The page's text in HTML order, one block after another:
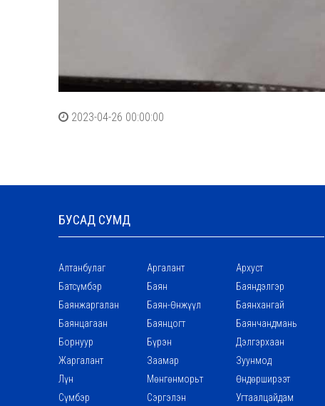
2023-04-26 00:00:00
БУСАД СУМД
Алтанбулаг Аргалант
Архуст
Батсүмбэр
Баян
Баяндэлгэр
Баянжаргалан
Баян-Өнжүүл
Баянхангай
Баянцагаан
Баянцогт
Баянчандмань
Борнуур
Бүрэн
Дэлгэрхаан
Жаргалант
Заамар
Зуунмод
Лүн
Мөнгөнморьт
Өндөрширээт
Сүмбэр
Сэргэлэн Угтаалцайдам